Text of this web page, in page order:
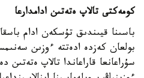
كومەكتى تالاپ ەتەتىن ادامدارعا
باسىنا قيىندىق تۇسكەن ادام
بولعان كەزدە ادەتتە ءوزىن
سۇراعانعا قاراعاندا تالاپ ەتەتىن